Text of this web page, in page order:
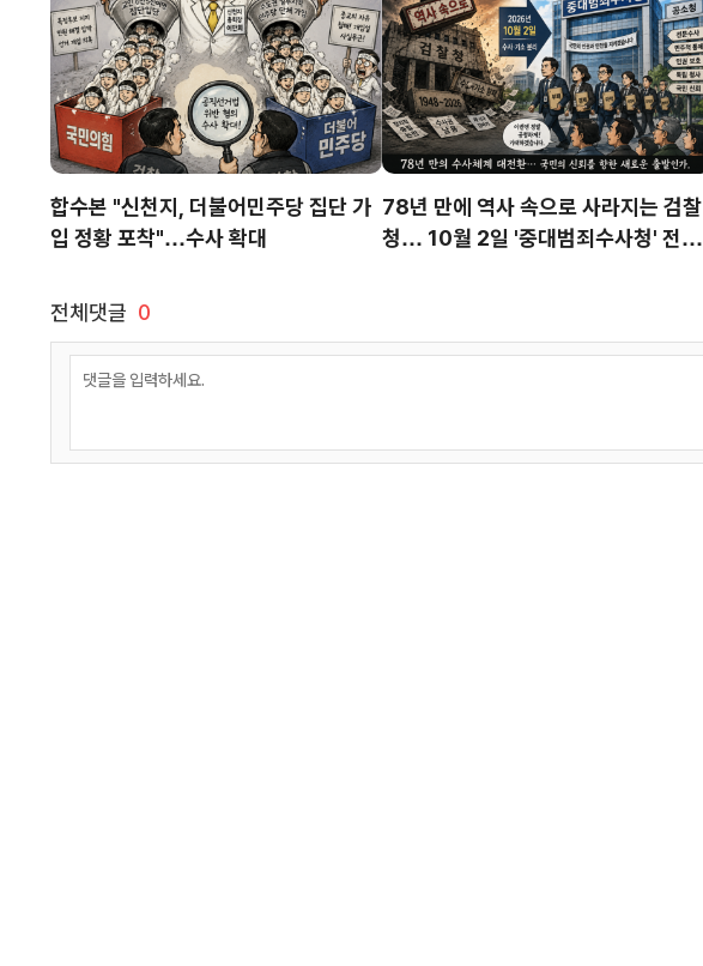
합수본 "신천지, 더불어민주당 집단 가
입 정황 포착"…수사 확대
78년 만에 역사 속으로 사라지는 검찰
청… 10월 2일 '중대범죄수사청' 전격
전체댓글 0